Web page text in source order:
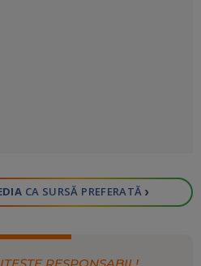
CA SURSĂ PREFERATĂ ›